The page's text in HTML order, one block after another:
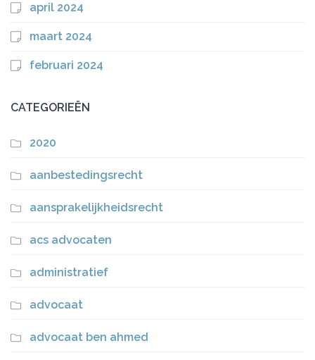
april 2024
maart 2024
februari 2024
CATEGORIEËN
2020
aanbestedingsrecht
aansprakelijkheidsrecht
acs advocaten
administratief
advocaat
advocaat ben ahmed